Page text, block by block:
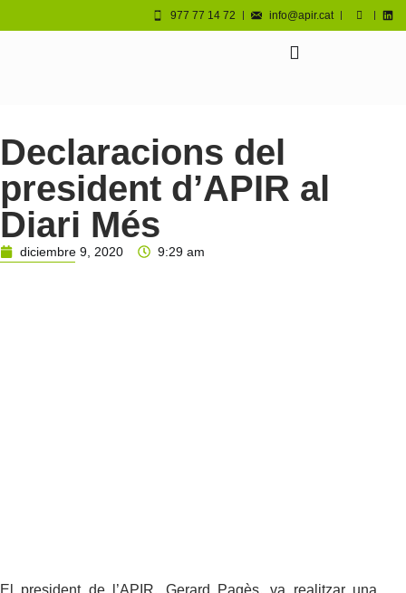
977 77 14 72 info@apir.cat
Declaracions del
president d’APIR al
Diari Més
diciembre 9, 2020 9:29 am
El president de l’APIR, Gerard Pagès, va realitzar una